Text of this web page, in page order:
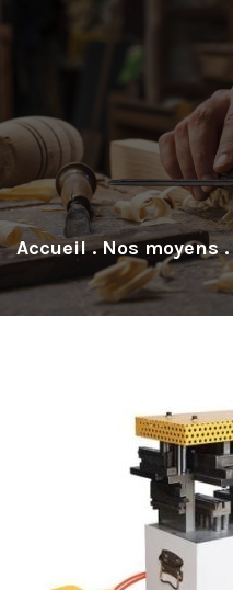
. Nos moyens .